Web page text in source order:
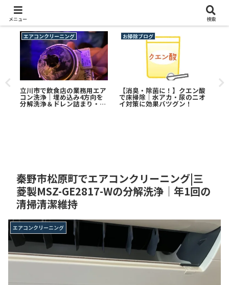
エアコンクリーニング
立川市で飲食店の業務用エア
コン洗浄｜埋め込み4方向を
分解洗浄＆ドレン詰まり・傾
き補正も実施
お掃除ブログ
【消臭・除菌に！】クエン酸
で床掃除｜水アカ・尿のニオ
イ対策に効果バツグン！
秦野市松原町でエアコンクリーニング|三
菱製MSZ-GE2817-Wの分解洗浄｜年1回の
清掃清潔維持
エアコンクリーニング
メニュー 検索